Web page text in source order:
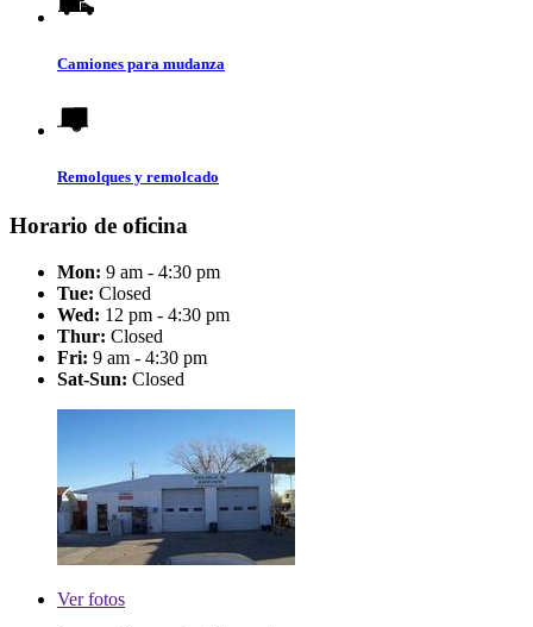
Camiones para mudanza
Remolques y remolcado
Horario de oficina
Mon: 9 am - 4:30 pm
Tue: Closed
Wed: 12 pm - 4:30 pm
Thur: Closed
Fri: 9 am - 4:30 pm
Sat-Sun: Closed
Verfotos